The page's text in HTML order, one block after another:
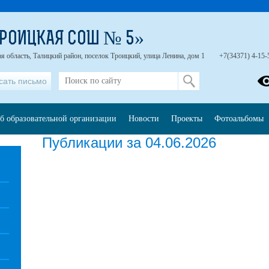
Публикации за 04.06.2026
СОШ № 5»
область, Талицкий район, поселок Троицкий, улица Ленина, дом 1 +7(34371) 4-15-
письмо
образовательной организации Новости Проекты Фотоальбомы